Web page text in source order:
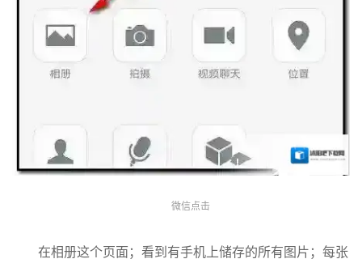
微信点击
在相册这个页面；看到有手机上储存的所有图片；每张